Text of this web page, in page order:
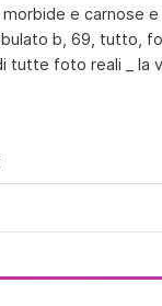
e carnose
b, 69, tutto,
foto reali _